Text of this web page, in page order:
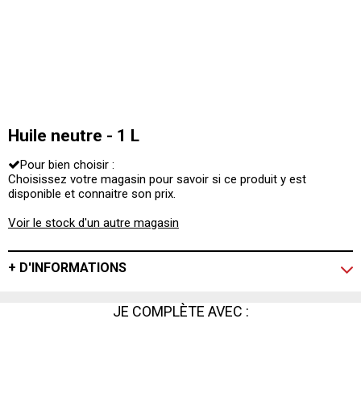
Huile neutre - 1 L
Pour bien choisir :
Choisissez votre magasin pour savoir si ce produit y est
disponible et connaitre son prix.
Voir le stock d'un autre magasin
+ D'INFORMATIONS
JE COMPLÈTE AVEC :